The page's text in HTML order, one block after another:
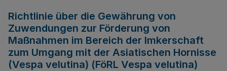
Richtlinie über die Gewährung von
Zuwendungen zur Förderung von
Maßnahmen im Bereich der Imkerschaft
zum Umgang mit der Asiatischen Hornisse
(Vespa velutina) (FöRL Vespa velutina)